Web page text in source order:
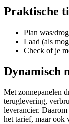
Praktische
Plan was/
Laad (als
Check of je
Dynamisch
Met zonnepanelen
teruglevering,
leverancier.
het tarief, maar ook